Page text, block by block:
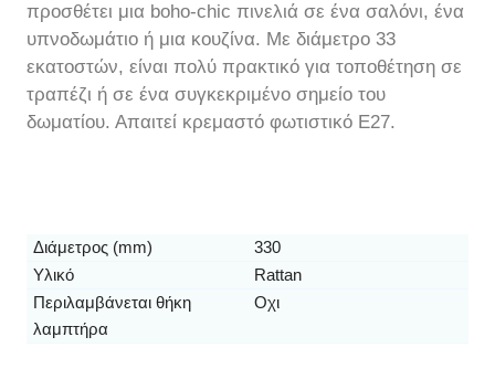
προσθέτει μια boho-chic πινελιά σε ένα σαλόνι, ένα
υπνοδωμάτιο ή μια κουζίνα. Με διάμετρο 33
εκατοστών, είναι πολύ πρακτικό για τοποθέτηση σε
τραπέζι ή σε ένα συγκεκριμένο σημείο του
δωματίου. Απαιτεί κρεμαστό φωτιστικό E27.
Διάμετρος (mm)
330
Υλικό
Rattan
Περιλαμβάνεται θήκη
λαμπτήρα
Οχι